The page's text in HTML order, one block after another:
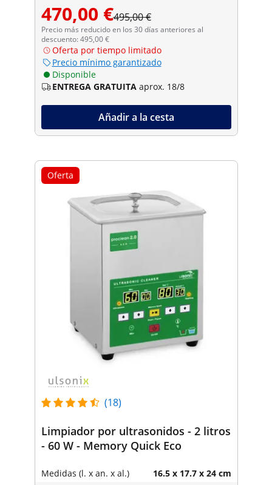
470,00 €495,00 €
Precio más reducido en los 30 días anteriores al
descuento: 495,00 €
Oferta por tiempo limitado
Precio mínimo garantizado
Disponible
ENTREGA GRATUITA aprox. 18/8
Añadir a la cesta
Oferta
(18)
Limpiador por ultrasonidos - 2 litros
- 60 W - Memory Quick Eco
Medidas (l. x an. x al.) 16.5 x 17.7 x 24 cm